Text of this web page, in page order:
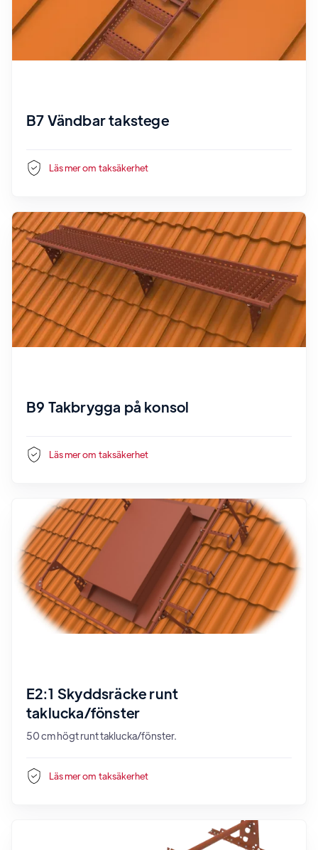
B7 Vändbar takstege
Läs mer om taksäkerhet
B9 Takbrygga på konsol
Läs mer om taksäkerhet
E2:1 Skyddsräcke runt
taklucka/fönster
50 cm högt runt taklucka/fönster.
Läs mer om taksäkerhet